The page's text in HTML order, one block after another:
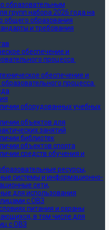
образовательным
групп набора 2026 года на
общего образования
и требования
обеспечение и
процесса.
обеспечение и
процесса.
оборудованных учебных
объектов для
занятий
библиотек
объектов спорта
средств обучения и
ресурсы,
системы и информационно-
сети,
для использования
с ОВЗ
питания и охраны
в том числе для
с ОВЗ